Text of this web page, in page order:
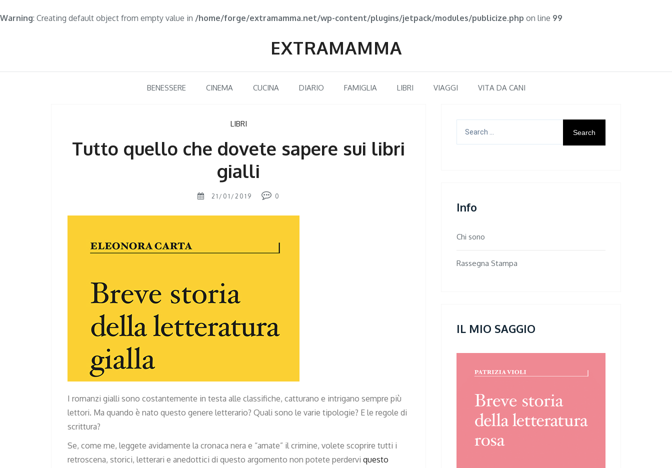
Warning: Creating default object from empty value in /home/forge/extramamma.net/wp-content/plugins/jetpack/modules/publicize.php on line 99
EXTRAMAMMA
BENESSERE CINEMA CUCINA DIARIO FAMIGLIA LIBRI VIAGGI VITA DA CANI
LIBRI
Tutto quello che dovete sapere sui libri
gialli
21/01/2019 0
I romanzi gialli sono costantemente in testa alle classifiche, catturano e intrigano sempre più
lettori. Ma quando è nato questo genere letterario? Quali sono le varie tipologie? E le regole di
scrittura?
Se, come me, leggete avidamente la cronaca nera e “amate” il crimine, volete scoprire tutti i
retroscena, storici, letterari e anedottici di questo argomento non potete perdervi questo
for:
Info
Chi sono
Rassegna Stampa
IL MIO SAGGIO